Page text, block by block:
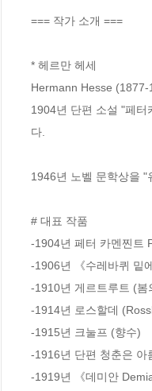
=== 작가 소개 ===
* 헤르만 헤세
Hermann Hesse (1877-
1904년 단편 소설 "페터
다.
1946년 노벨 문학상을 "
# 대표 작품
-1904년 페터 카멘찐트
-1906년 《수레바퀴 밑
-1910년 게르트루트 (
-1914년 로스할데
-1915년 크눌프 (향수)
-1916년 단편 청춘은 아
-1919년 《데미안